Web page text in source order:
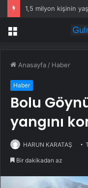
Menü
Anasayfa / Haber
Haber
Bolu
yangını
HARUN KARATAŞ
Bir dakikadan az